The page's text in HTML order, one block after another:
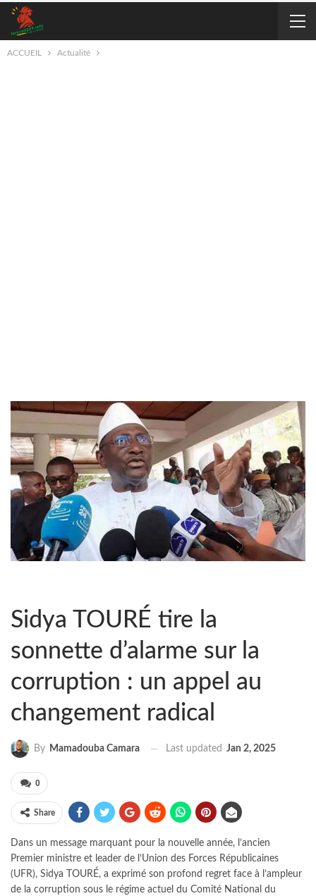
ACCUEIL Actualité
Sidya TOURÉ tire la
sonnette d’alarme sur la
corruption : un appel au
changement radical
By Mamadouba Camara Last updated Jan 2, 2025
0
Share
Dans un message marquant pour la nouvelle année, l’ancien
Premier ministre et leader de l’Union des Forces Républicaines
(UFR), Sidya TOURÉ, a exprimé son profond regret face à l’ampleur
de la corruption sous le régime actuel du Comité National du